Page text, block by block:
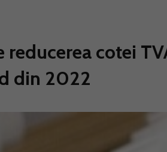
cotei
din 2022